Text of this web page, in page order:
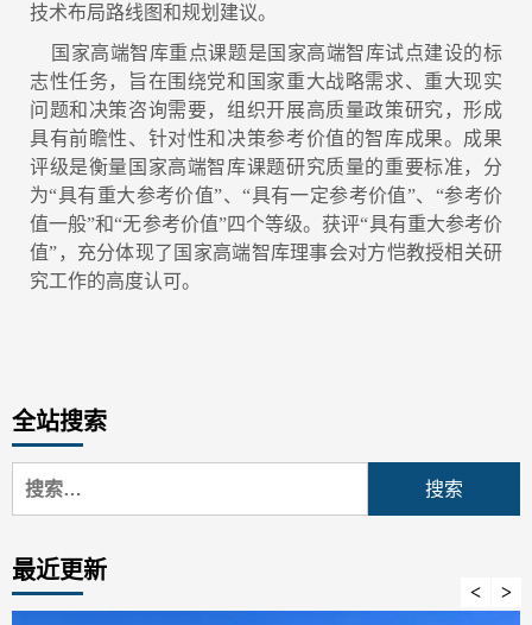
技术布局路线图和规划建议。
国家高端智库重点课题是国家高端智库试点建设的标
志性任务，旨在围绕党和国家重大战略需求、重大现实
问题和决策咨询需要，组织开展高质量政策研究，形成
具有前瞻性、针对性和决策参考价值的智库成果。成果
评级是衡量国家高端智库课题研究质量的重要标准，分
为“具有重大参考价值”、“具有一定参考价值”、“参考价
值一般”和“无参考价值”四个等级。获评“具有重大参考价
值”，充分体现了国家高端智库理事会对方恺教授相关研
究工作的高度认可。
全站搜索
搜
索：
最近更新